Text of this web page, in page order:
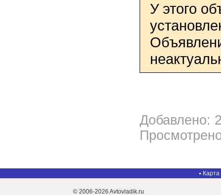
У этого
Добавлено:
Карта
© 2006-2026 Avtovladik.ru